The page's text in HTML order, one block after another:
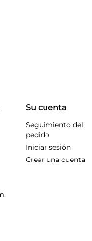
Su cuenta
Seguimiento del
pedido
Iniciar sesión
Crear una cuenta